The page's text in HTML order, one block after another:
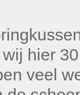
hier
veel